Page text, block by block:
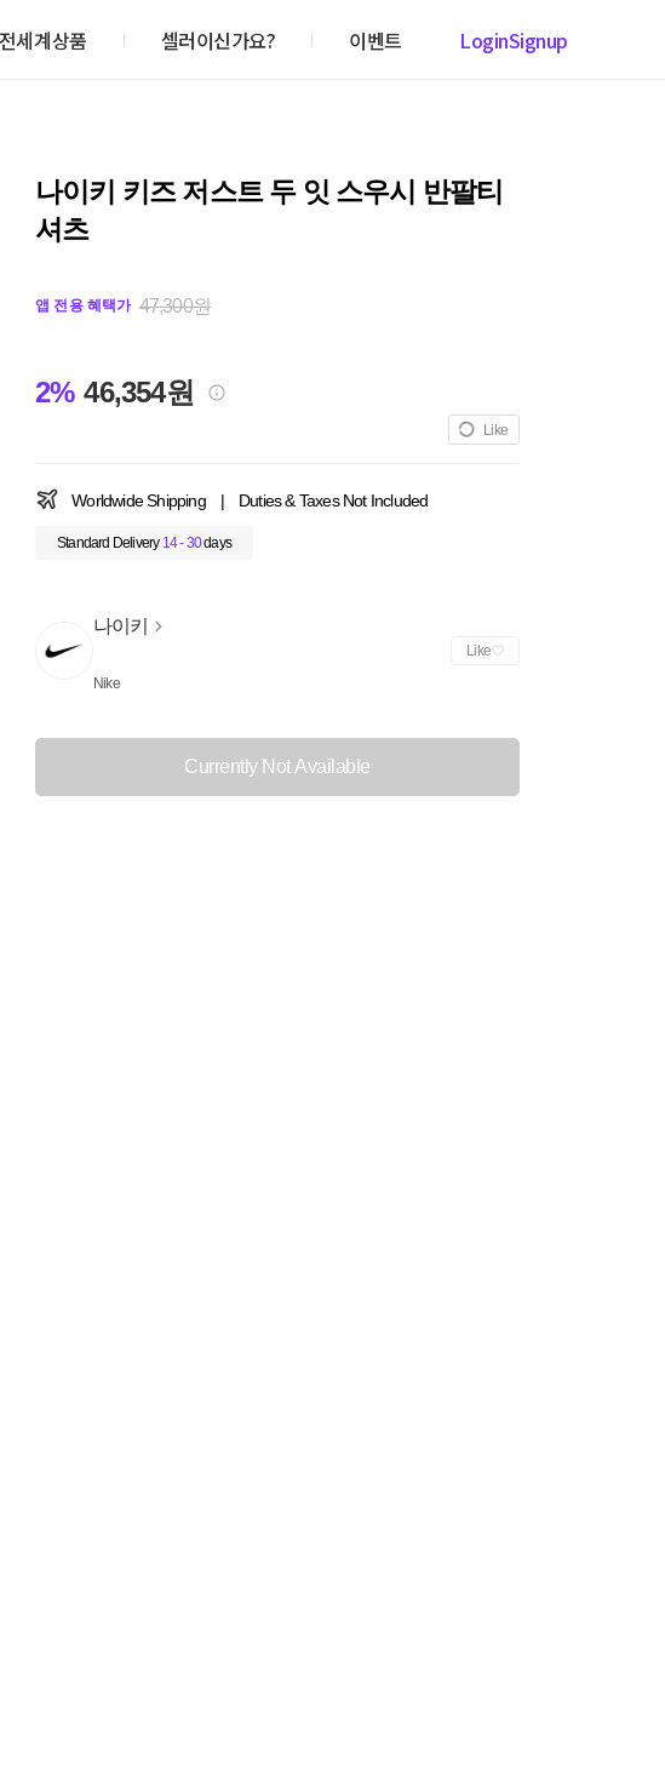
전세계상품 셀러이신가요? 이벤트 LoginSignup
나이키 키즈 저스트 두 잇 스우시 반팔티
셔츠
앱 전용 혜택가 47,300원
2% 46,354원
Like
Worldwide Shipping | Duties & Taxes Not Included
Standard Delivery 14 - 30days
나이키
Nike
Like
Currently Not Available